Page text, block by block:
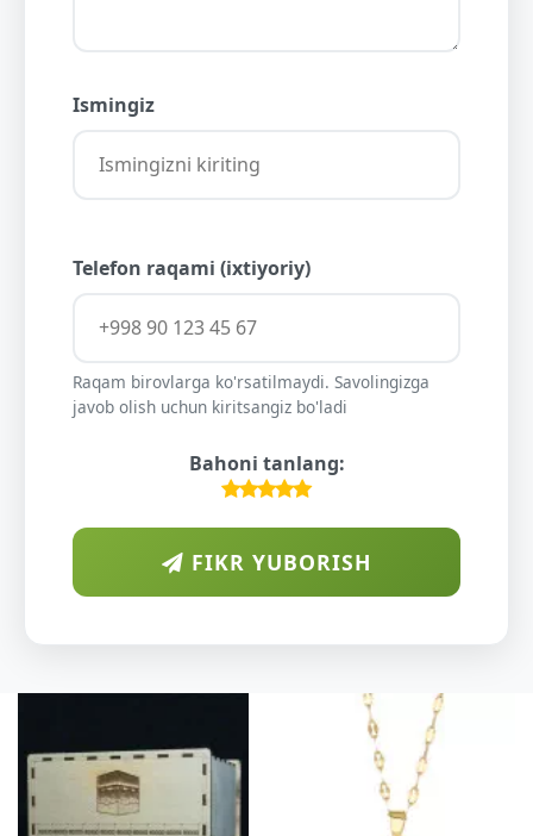
Ismingiz
Telefon raqami (ixtiyoriy)
Raqam birovlarga ko'rsatilmaydi. Savolingizga
javob olish uchun kiritsangiz bo'ladi
Bahoni tanlang:
FIKR YUBORISH